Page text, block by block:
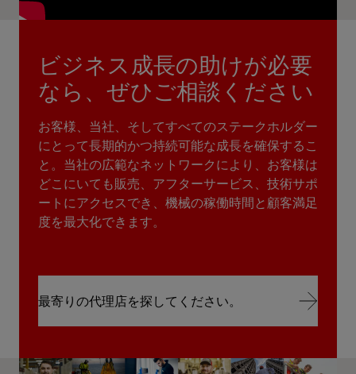
ビジネス成長の助けが必要
なら、ぜひご相談ください
お客様、当社、そしてすべてのステークホルダー
にとって長期的かつ持続可能な成長を確保するこ
と。当社の広範なネットワークにより、お客様は
どこにいても販売、アフターサービス、技術サポ
ートにアクセスでき、機械の稼働時間と顧客満足
度を最大化できます。
最寄りの代理店を探してください。